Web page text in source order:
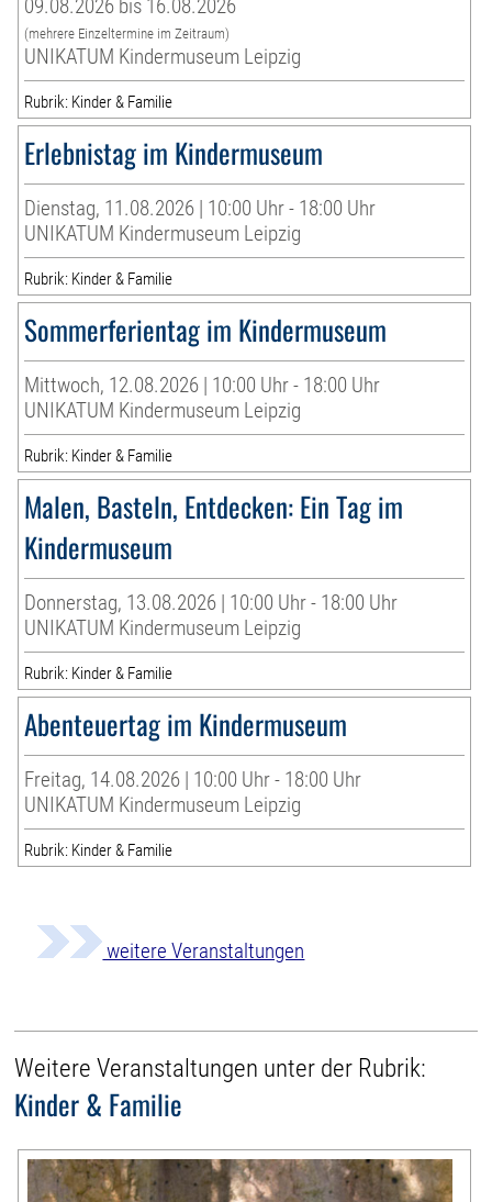
09.08.2026 bis 16.08.2026
(mehrere Einzeltermine im Zeitraum)
UNIKATUM Kindermuseum Leipzig
Rubrik: Kinder & Familie
Erlebnistag im Kindermuseum
Dienstag, 11.08.2026 | 10:00 Uhr - 18:00 Uhr
UNIKATUM Kindermuseum Leipzig
Rubrik: Kinder & Familie
Sommerferientag im Kindermuseum
Mittwoch, 12.08.2026 | 10:00 Uhr - 18:00 Uhr
UNIKATUM Kindermuseum Leipzig
Rubrik: Kinder & Familie
Malen, Basteln, Entdecken: Ein Tag im
Kindermuseum
Donnerstag, 13.08.2026 | 10:00 Uhr - 18:00 Uhr
UNIKATUM Kindermuseum Leipzig
Rubrik: Kinder & Familie
Abenteuertag im Kindermuseum
Freitag, 14.08.2026 | 10:00 Uhr - 18:00 Uhr
UNIKATUM Kindermuseum Leipzig
Rubrik: Kinder & Familie
weitere Veranstaltungen
Weitere Veranstaltungen unter der Rubrik:
Kinder & Familie